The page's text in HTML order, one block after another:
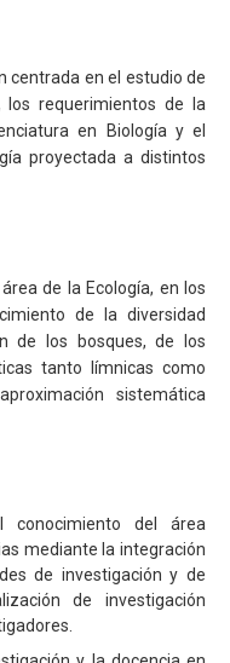
centrada en el estudio de
los requerimientos de la
en Biología y el
proyectada a distintos
de la Ecología, en los
de la diversidad
de los bosques, de los
tanto límnicas como
sistemática
conocimiento del área
mediante la integración
de investigación y de
de investigación